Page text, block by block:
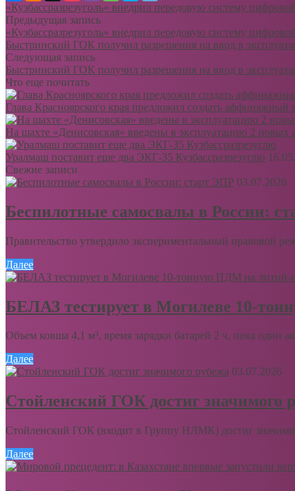
«Кузбассразрезуголь» внедрил передовую систему
Предыдущая запись
«Кузбассразрезуголь» внедрил передовую систему
Быстринский ГОК получил разрешения на ввод в
Следующая запись
Быстринский ГОК получил разрешения на ввод в
Что еще почитать
Глава Красноярского края предложил создать аффинажный
На шахте «Денисовская» введены в эксплуатацию 2 новых
Уралмаш поставит еще два ЭКГ-35 Кузбассразрезуглю
Свежие записи
03.07.2026
Беспилотные самосвалы в России:
Правительство утвердило экспериментальный правовой
Далее
БЕЛАЗ тестирует в Могилеве 10-
Объем ковша 4,1 м³, время зарядки батарей 2 ч, пока один
Далее
03.07.2026
Стойленский ГОК достиг значимого
Стойленский ГОК (входит в Группу НЛМК) достиг
Далее